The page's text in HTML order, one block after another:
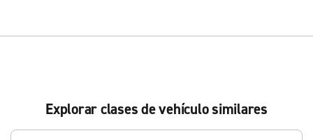
Explorar clases de vehículo similares